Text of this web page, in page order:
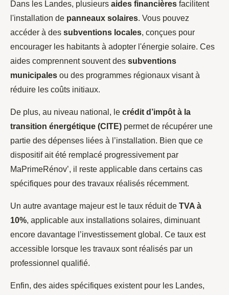
Dans les Landes, plusieurs aides financières facilitent
l'installation de panneaux solaires. Vous pouvez
accéder à des subventions locales, conçues pour
encourager les habitants à adopter l'énergie solaire. Ces
aides comprennent souvent des subventions
municipales ou des programmes régionaux visant à
réduire les coûts initiaux.
De plus, au niveau national, le crédit d’impôt à la
transition énergétique (CITE) permet de récupérer une
partie des dépenses liées à l’installation. Bien que ce
dispositif ait été remplacé progressivement par
MaPrimeRénov’, il reste applicable dans certains cas
spécifiques pour des travaux réalisés récemment.
Un autre avantage majeur est le taux réduit de TVA à
10%, applicable aux installations solaires, diminuant
encore davantage l’investissement global. Ce taux est
accessible lorsque les travaux sont réalisés par un
professionnel qualifié.
Enfin, des aides spécifiques existent pour les Landes,